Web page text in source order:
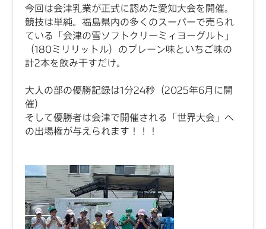
今回は会津乳業が正式に認めた愛知大会を開催。
競技は単純。福島県内の多くのスーパーで売られ
ている「会津の雪ソフトクリーミィヨーグルト」
（180ミリリットル）のプレーン味といちご味の
計2本を飲み干すだけ。
大人の部の優勝記録は1分24秒（2025年6月に開
催）
そして優勝者は会津で開催される「世界大会」へ
の出場権が与えられます！！！